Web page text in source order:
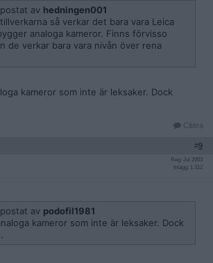
av hedningen001
så verkar det bara vara Leica
analoga kameror. Finns förvisso
de verkar bara vara nivån över rena
kameror som inte är leksaker. Dock
Citera
#9
Reg: Jul 2003
Inlägg: 1 312
av podofil1981
kameror som inte är leksaker. Dock